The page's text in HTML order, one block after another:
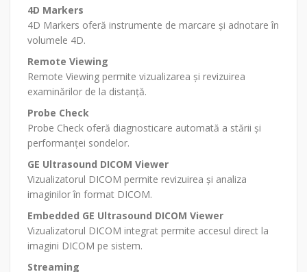
4D Markers
4D Markers oferă instrumente de marcare și adnotare în
volumele 4D.
Remote Viewing
Remote Viewing permite vizualizarea și revizuirea
examinărilor de la distanță.
Probe Check
Probe Check oferă diagnosticare automată a stării și
performanței sondelor.
GE Ultrasound DICOM Viewer
Vizualizatorul DICOM permite revizuirea și analiza
imaginilor în format DICOM.
Embedded GE Ultrasound DICOM Viewer
Vizualizatorul DICOM integrat permite accesul direct la
imagini DICOM pe sistem.
Streaming